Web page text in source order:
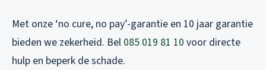
Met onze ‘no cure, no pay’-garantie en 10 jaar garantie
bieden we zekerheid. Bel 085 019 81 10 voor directe
hulp en beperk de schade.